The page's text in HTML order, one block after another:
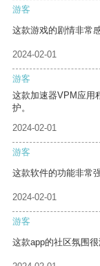
游客
这款游戏的剧情非常
2024-02-01
游客
这款加速器VPM应用
护。
2024-02-01
游客
这款软件的功能非常
2024-02-01
游客
这款app的社区氛围